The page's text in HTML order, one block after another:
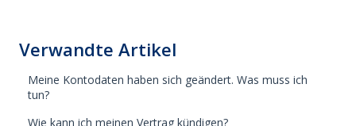
Verwandte Artikel
Meine Kontodaten haben sich geändert. Was muss ich
tun?
Wie kann ich meinen Vertrag kündigen?